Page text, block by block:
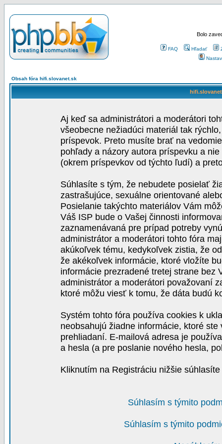
Bolo
FAQ Hľadať
Obsah fóra hifi.slovanet.sk
Aj keď sa administrátori a moderátori
všeobecne nežiadúci materiál tak
príspevok. Preto musíte brať na
pohľady a názory autora príspevku a
(okrem príspevkov od týchto ľudí) a
Súhlasíte s tým, že nebudete posielať
zastrašujúce, sexuálne orientované
Posielanie takýchto materiálov Vám
Váš ISP bude o Vašej činnosti
zaznamenávaná pre prípad potreby
administrátor a moderátori tohto fóra
akúkoľvek tému, kedykoľvek zistia, že
že akékoľvek informácie, ktoré vložíte
informácie prezradené tretej strane bez
administrátor a moderátori považovaní
ktoré môžu viesť k tomu, že dáta budú
Systém tohto fóra používa cookies k
neobsahujú žiadne informácie, ktoré
prehliadaní. E-mailová adresa je
a hesla (a pre poslanie nového hesla,
Kliknutím na Registráciu nižšie
Súhlasím s týmito
Súhlasím s týmito